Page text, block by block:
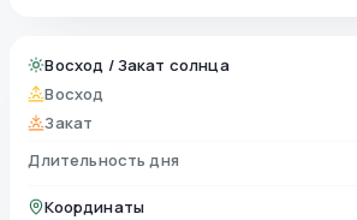
Восход / Закат солнца
Восход
Закат
Длительность дня
Координаты